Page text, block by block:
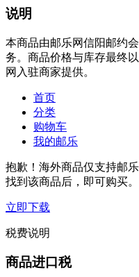
说明
本商品由邮乐网信阳邮约
务。商品价格与库存最终
网入驻商家提供。
首页
分类
购物车
我的邮乐
抱歉！海外商品仅支持邮
找到该商品后，即可购买。
立即下载
税费说明
商品进口税